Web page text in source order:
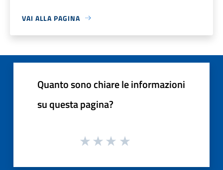
VAI ALLA PAGINA
Quanto sono chiare le informazioni
su questa pagina?